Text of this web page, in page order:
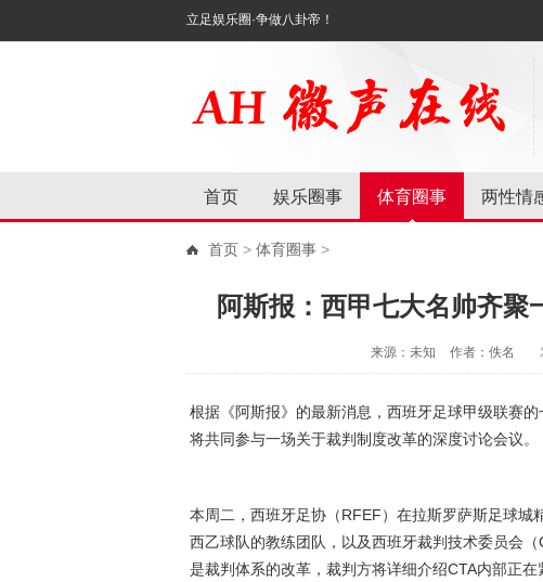
立足娱乐圈·争做八卦帝！
首页 娱乐圈事 体育圈事 两性情
首页 > 体育圈事 >
阿斯报：西甲七大名帅齐
来源：未知 作者：佚名
根据《阿斯报》的最新消息，西班牙足球甲级联赛
将共同参与一场关于裁判制度改革的深度讨论会议。
本周二，西班牙足协（RFEF）在拉斯罗萨斯足球城
西乙球队的教练团队，以及西班牙裁判技术委员会
是裁判体系的改革，裁判方将详细介绍CTA内部正